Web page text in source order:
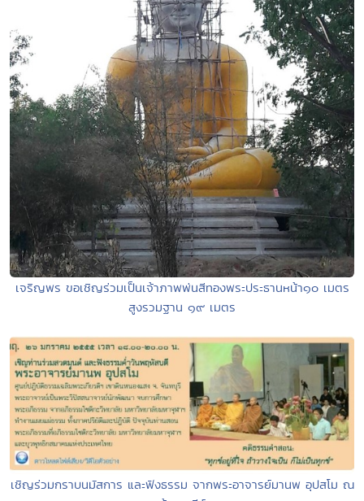
เจริญพร ขอเชิญร่วมเป็นเจ้าภาพพ่นสีทองพระประธานหน้า๑๐ เมตร
สูงรวมฐาน ๑๙ เมตร
เชิญร่วมกราบนมัสการ และฟังธรรม จากพระอาจารย์มานพ อุปสโม ณ